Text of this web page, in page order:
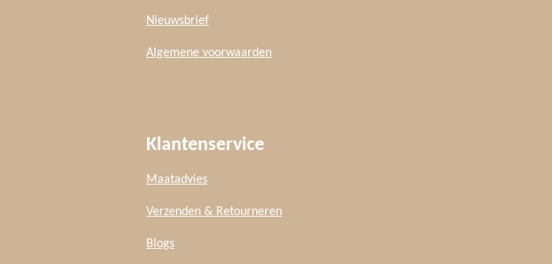
Nieuwsbrief
Algemene voorwaarden
Klantenservice
Maatadvies
Verzenden & Retourneren
Blogs